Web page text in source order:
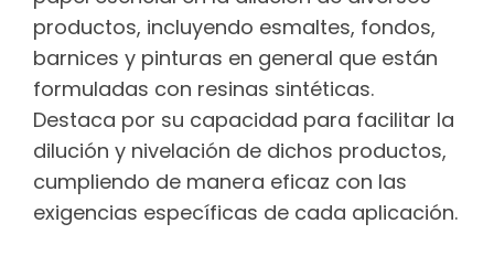
productos, incluyendo esmaltes, fondos,
barnices y pinturas en general que están
formuladas con resinas sintéticas.
Destaca por su capacidad para facilitar la
dilución y nivelación de dichos productos,
cumpliendo de manera eficaz con las
exigencias específicas de cada aplicación.